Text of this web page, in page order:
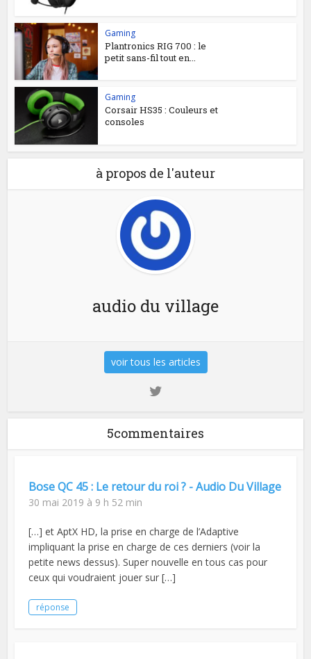
Gaming
Plantronics RIG 700 : le
petit sans-fil tout en...
Gaming
Corsair HS35 : Couleurs et
consoles
à propos de l'auteur
audio du village
voir tous les articles
5commentaires
Bose QC 45 : Le retour du roi ? - Audio Du Village
30 mai 2019 à 9 h 52 min
[…] et AptX HD, la prise en charge de l’Adaptive
impliquant la prise en charge de ces derniers (voir la
petite news dessus). Super nouvelle en tous cas pour
ceux qui voudraient jouer sur […]
réponse